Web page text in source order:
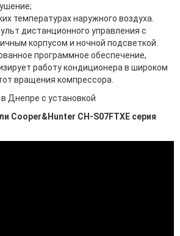
температурах наружного воздуха.
дистанционного управления с
корпусом и ночной подсветкой.
программное обеспечение,
работу кондиционера в широком
вращения компрессора.
Днепре с установкой
Cooper&Hunter CH-S07FTXE серия